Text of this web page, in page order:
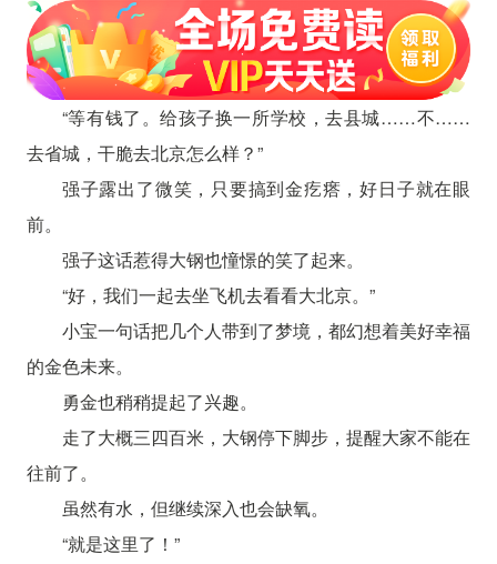
“等有钱了。给孩子换一所学校，去县城……不……
去省城，干脆去北京怎么样？”
强子露出了微笑，只要搞到金疙瘩，好日子就在眼
前。
强子这话惹得大钢也憧憬的笑了起来。
“好，我们一起去坐飞机去看看大北京。”
小宝一句话把几个人带到了梦境，都幻想着美好幸福
的金色未来。
勇金也稍稍提起了兴趣。
走了大概三四百米，大钢停下脚步，提醒大家不能在
往前了。
虽然有水，但继续深入也会缺氧。
“就是这里了！”